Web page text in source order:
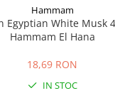
Hammam
Egyptian White Musk
Hammam El Hana
18,69 RON
IN STOC